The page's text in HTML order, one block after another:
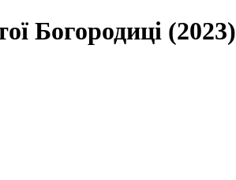
Богородиці (2023)